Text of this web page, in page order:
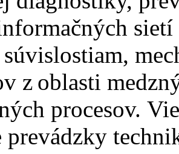
sietí
z oblasti
procesov.
prevádzky